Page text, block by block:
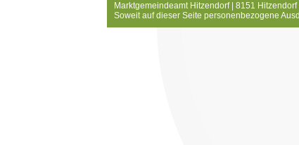
Marktgemeindeamt Hitzendorf | 8151
Soweit auf dieser Seite personenbezogene